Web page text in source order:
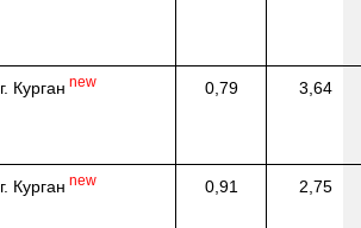
г. Курган new 0,79 3,64
г. Курган new 0,91 2,75